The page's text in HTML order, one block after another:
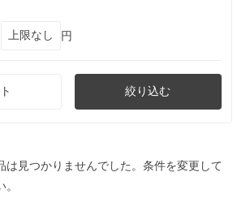
円
絞り込む
は見つかりませんでした。条件を変更して